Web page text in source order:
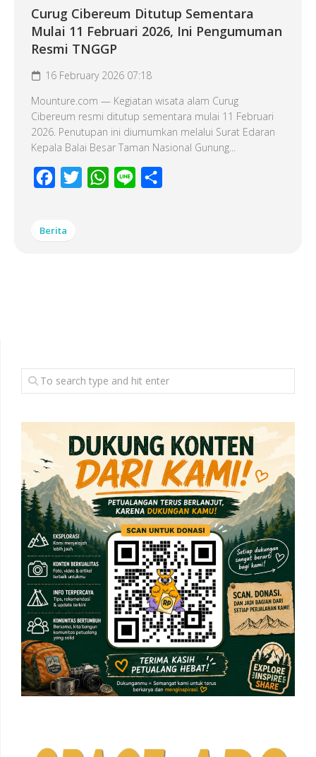
Curug Cibereum Ditutup Sementara
Mulai 11 Februari 2026, Ini Pengumuman
Resmi TNGGP
16 February 2026 07:18
Mounture.com — Kegiatan wisata alam Curug
Cibereum resmi ditutup sementara mulai 11 Februari
2026. Penutupan ini diumumkan melalui Surat Edaran
Kepala Balai Besar Taman Nasional Gunung...
Facebook
Twitter WhatsApp
Line
Berita